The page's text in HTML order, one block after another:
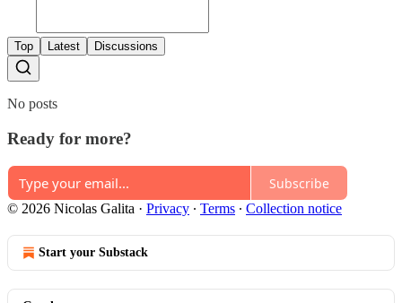
Top Latest Discussions
No posts
Ready for more?
Subscribe
© 2026 Nicolas Galita · Privacy ∙ Terms ∙ Collection notice
Start your Substack